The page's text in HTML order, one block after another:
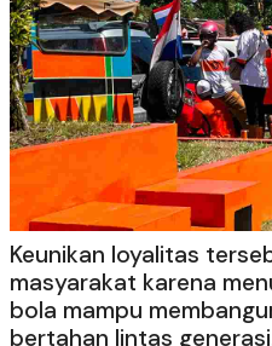
Keunikan loyalitas
masyarakat karena
bola mampu
bertahan lintas